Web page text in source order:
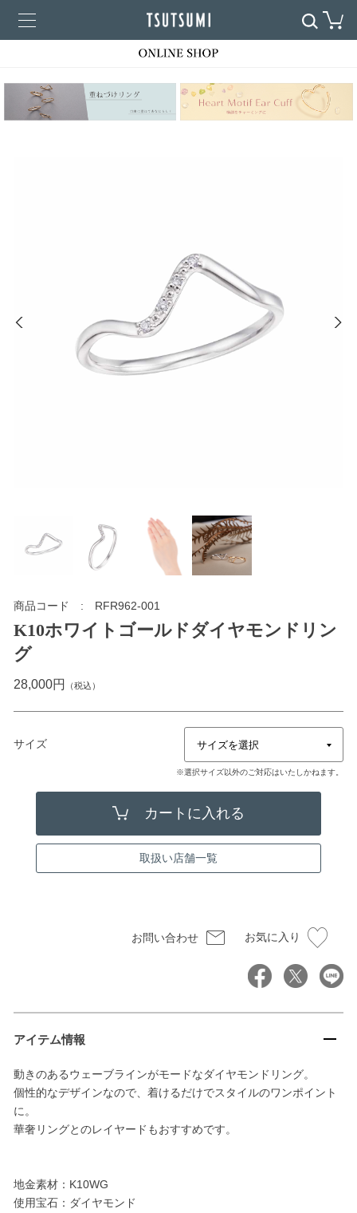
商品コード RFR962-001
K10ホワイトゴールドダイヤモンドリン
グ
28,000円 （税込）
サイズ
※選択サイズ以外のご対応はいたしかねます。
取扱い店舗一覧
お問い合わせ お気に入り
アイテム情報
動きのあるウェーブラインがモードなダイヤモンドリング。
個性的なデザインなので、着けるだけでスタイルのワンポイント
に。
華奢リングとのレイヤードもおすすめです。
地金素材：K10WG
使用宝石：ダイヤモンド